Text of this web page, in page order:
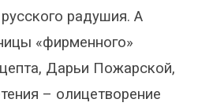
радушия. А
«фирменного»
Дарьи Пожарской,
– олицетворение